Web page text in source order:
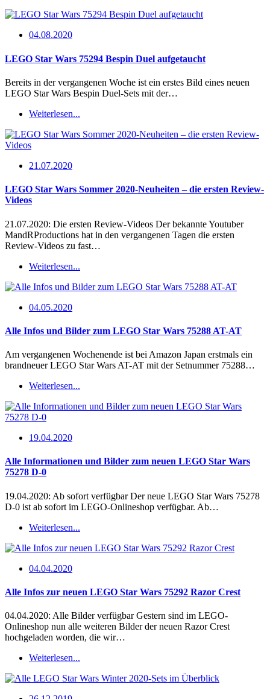
04.08.2020
LEGO Star Wars 75294 Bespin Duel aufgetaucht
Bereits in der vergangenen Woche ist ein erstes Bild eines neuen
LEGO Star Wars Bespin Duel-Sets mit der…
Weiterlesen...
21.07.2020
LEGO Star Wars Sommer 2020-Neuheiten – die ersten Review-
Videos
21.07.2020: Die ersten Review-Videos Der bekannte Youtuber
MandRProductions hat in den vergangenen Tagen die ersten
Review-Videos zu fast…
Weiterlesen...
04.05.2020
Alle Infos und Bilder zum LEGO Star Wars 75288 AT-AT
Am vergangenen Wochenende ist bei Amazon Japan erstmals ein
brandneuer LEGO Star Wars AT-AT mit der Setnummer 75288…
Weiterlesen...
19.04.2020
Alle Informationen und Bilder zum neuen LEGO Star Wars
75278 D-0
19.04.2020: Ab sofort verfügbar Der neue LEGO Star Wars 75278
D-0 ist ab sofort im LEGO-Onlineshop verfügbar. Ab…
Weiterlesen...
04.04.2020
Alle Infos zur neuen LEGO Star Wars 75292 Razor Crest
04.04.2020: Alle Bilder verfügbar Gestern sind im LEGO-
Onlineshop nun alle weiteren Bilder der neuen Razor Crest
hochgeladen worden, die wir…
Weiterlesen...